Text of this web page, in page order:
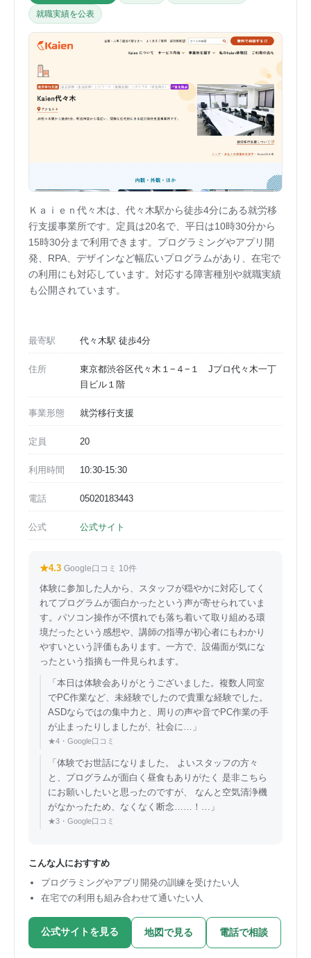
就職実績を公表
Ｋａｉｅｎ代々木は、代々木駅から徒歩4分にある就労移
行支援事業所です。定員は20名で、平日は10時30分から
15時30分まで利用できます。プログラミングやアプリ開
発、RPA、デザインなど幅広いプログラムがあり、在宅で
の利用にも対応しています。対応する障害種別や就職実績
も公開されています。
最寄駅 代々木駅 徒歩4分
住所
東京都渋谷区代々木１−４−１ Jプロ代々木一丁
目ビル１階
事業形態 就労移行支援
定員 20
利用時間 10:30-15:30
電話 05020183443
公式 公式サイト
★4.3 Google口コミ 10件
体験に参加した人から、スタッフが穏やかに対応してく
れてプログラムが面白かったという声が寄せられていま
す。パソコン操作が不慣れでも落ち着いて取り組める環
境だったという感想や、講師の指導が初心者にもわかり
やすいという評価もあります。一方で、設備面が気にな
ったという指摘も一件見られます。
「本日は体験会ありがとうございました。複数人同室
でPC作業など、未経験でしたので貴重な経験でした。
ASDならではの集中力と、周りの声や音でPC作業の手
が止まったりしましたが、社会に…」
★4・Google口コミ
「体験でお世話になりました。 よいスタッフの方々
と、プログラムが面白く昼食もありがたく 是非こちら
にお願いしたいと思ったのですが、 なんと空気清浄機
がなかったため、なくなく断念……！…」
★3・Google口コミ
こんな人におすすめ
プログラミングやアプリ開発の訓練を受けたい人
在宅での利用も組み合わせて通いたい人
公式サイトを見る 地図で見る 電話で相談